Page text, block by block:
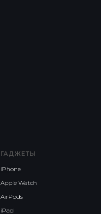
ГАДЖЕТЫ
iPhone
Apple Watch
AirPods
iPad